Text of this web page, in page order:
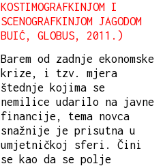
KOSTIMOGRAFKINJOM I
SCENOGRAFKINJOM JAGODOM
BUIĆ, GLOBUS, 2011.)
Barem od zadnje ekonomske
krize, i tzv. mjera
štednje kojima se
nemilice udarilo na javne
financije, tema novca
snažnije je prisutna u
umjetničkoj sferi. Čini
se kao da se polje